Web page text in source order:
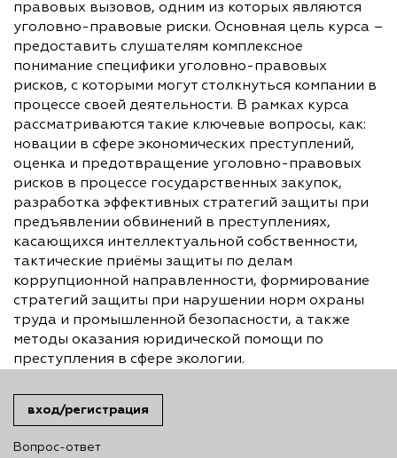
правовых вызовов, одним из которых являются
уголовно-правовые риски. Основная цель курса –
предоставить слушателям комплексное
понимание специфики уголовно-правовых
рисков, с которыми могут столкнуться компании в
процессе своей деятельности. В рамках курса
рассматриваются такие ключевые вопросы, как:
новации в сфере экономических преступлений,
оценка и предотвращение уголовно-правовых
рисков в процессе государственных закупок,
разработка эффективных стратегий защиты при
предъявлении обвинений в преступлениях,
касающихся интеллектуальной собственности,
тактические приёмы защиты по делам
коррупционной направленности, формирование
стратегий защиты при нарушении норм охраны
труда и промышленной безопасности, а также
методы оказания юридической помощи по
преступления в сфере экологии.
вход/регистрация
Вопрос-ответ